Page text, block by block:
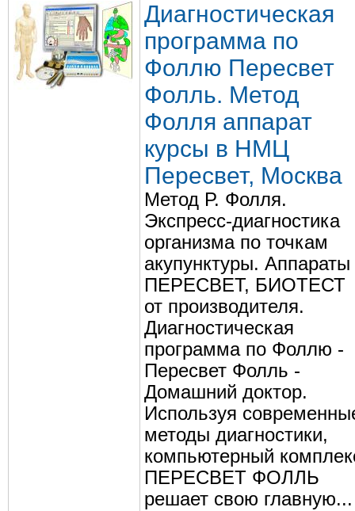
Диагностическая
программа по
Фоллю Пересвет
Фолль. Метод
Фолля аппарат
курсы в НМЦ
Пересвет, Москва
Метод Р. Фолля.
Экспресс-диагностика
организма по точкам
акупунктуры. Аппараты
ПЕРЕСВЕТ, БИОТЕСТ
от производителя.
Диагностическая
программа по Фоллю -
Пересвет Фолль -
Домашний доктор.
Используя
методы диагностики,
компьютерный
ПЕРЕСВЕТ ФОЛЛЬ
решает свою главную...